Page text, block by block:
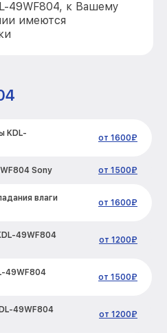
49WF804, к Вашему
имеются
KDL-
от 1600₽
Sony от 1500₽
влаги
от 1600₽
49WF804
от 1200₽
49WF804
от 1500₽
49WF804
от 1200₽